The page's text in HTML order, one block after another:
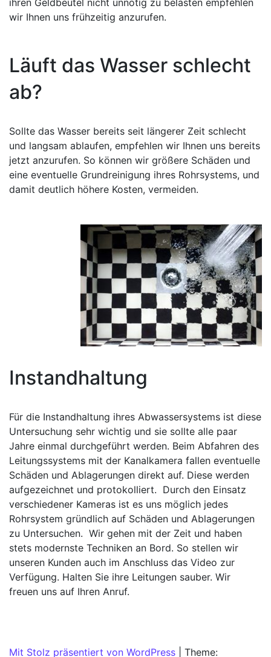
ihren Geldbeutel nicht unnötig zu belasten empfehlen
wir Ihnen uns frühzeitig anzurufen.
Läuft das Wasser schlecht
ab?
Sollte das Wasser bereits seit längerer Zeit schlecht
und langsam ablaufen, empfehlen wir Ihnen uns bereits
jetzt anzurufen. So können wir größere Schäden und
eine eventuelle Grundreinigung ihres Rohrsystems, und
damit deutlich höhere Kosten, vermeiden.
Instandhaltung
Für die Instandhaltung ihres Abwassersystems ist diese
Untersuchung sehr wichtig und sie sollte alle paar
Jahre einmal durchgeführt werden. Beim Abfahren des
Leitungssystems mit der Kanalkamera fallen eventuelle
Schäden und Ablagerungen direkt auf. Diese werden
aufgezeichnet und protokolliert. Durch den Einsatz
verschiedener Kameras ist es uns möglich jedes
Rohrsystem gründlich auf Schäden und Ablagerungen
zu Untersuchen. Wir gehen mit der Zeit und haben
stets modernste Techniken an Bord. So stellen wir
unseren Kunden auch im Anschluss das Video zur
Verfügung. Halten Sie ihre Leitungen sauber. Wir
freuen uns auf Ihren Anruf.
Mit Stolz präsentiert von WordPress Theme: